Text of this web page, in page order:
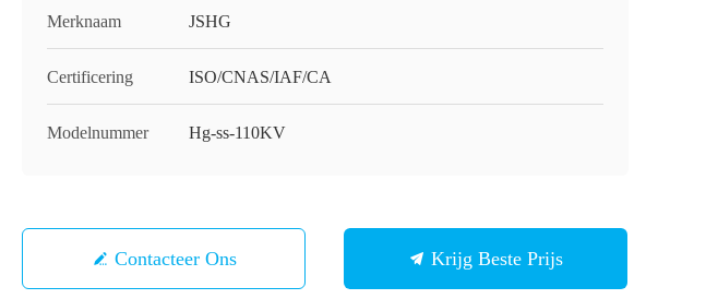
Merknaam JSHG
Certificering ISO/CNAS/IAF/CA
Modelnummer Hg-ss-110KV
Contacteer Ons Krijg Beste Prijs